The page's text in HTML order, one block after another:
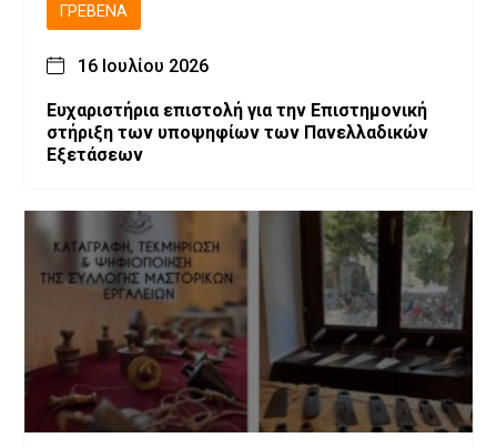
ΓΡΕΒΕΝΆ
16 Ιουλίου 2026
Ευχαριστήρια επιστολή για την Επιστημονική
στήριξη των υποψηφίων των Πανελλαδικών
Εξετάσεων